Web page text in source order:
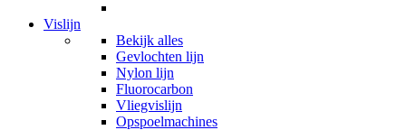
Vislijn
Bekijk alles
Gevlochten lijn
Nylon lijn
Fluorocarbon
Vliegvislijn
Opspoelmachines